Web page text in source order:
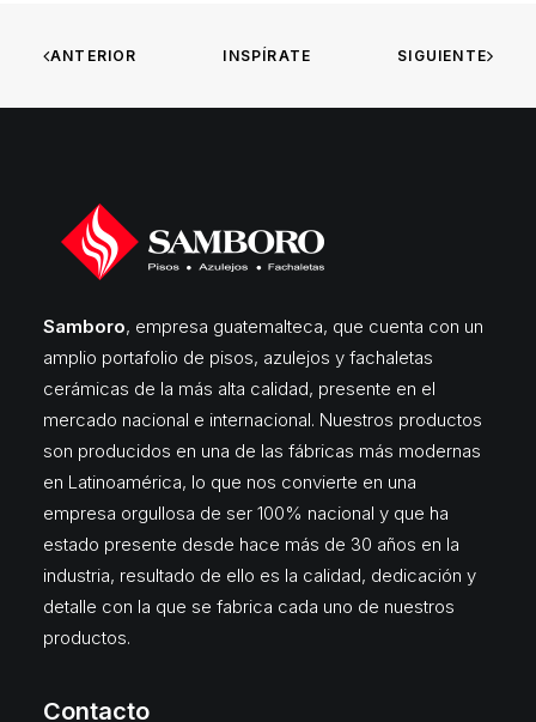
ANTERIOR INSPÍRATE SIGUIENTE
Samboro, empresa guatemalteca, que cuenta con un
amplio portafolio de pisos, azulejos y fachaletas
cerámicas de la más alta calidad, presente en el
mercado nacional e internacional. Nuestros productos
son producidos en una de las fábricas más modernas
en Latinoamérica, lo que nos convierte en una
empresa orgullosa de ser 100% nacional y que ha
estado presente desde hace más de 30 años en la
industria, resultado de ello es la calidad, dedicación y
detalle con la que se fabrica cada uno de nuestros
productos.
Contacto